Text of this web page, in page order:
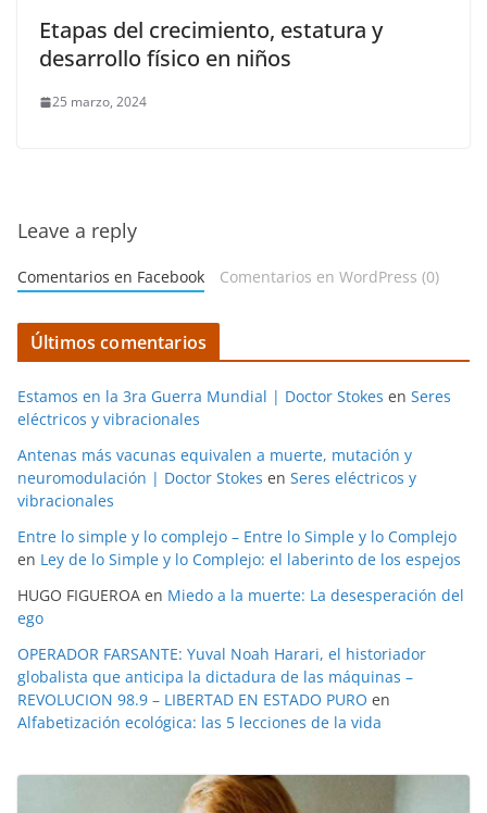
Etapas del crecimiento, estatura y
desarrollo físico en niños
25 marzo, 2024
Leave a reply
Comentarios en Facebook Comentarios en WordPress (0)
Últimos comentarios
Estamos en la 3ra Guerra Mundial | Doctor Stokes en Seres
eléctricos y vibracionales
Antenas más vacunas equivalen a muerte, mutación y
neuromodulación | Doctor Stokes en Seres eléctricos y
vibracionales
Entre lo simple y lo complejo – Entre lo Simple y lo Complejo
en Ley de lo Simple y lo Complejo: el laberinto de los espejos
HUGO FIGUEROA en Miedo a la muerte: La desesperación del
ego
OPERADOR FARSANTE: Yuval Noah Harari, el historiador
globalista que anticipa la dictadura de las máquinas –
REVOLUCION 98.9 – LIBERTAD EN ESTADO PURO en
Alfabetización ecológica: las 5 lecciones de la vida